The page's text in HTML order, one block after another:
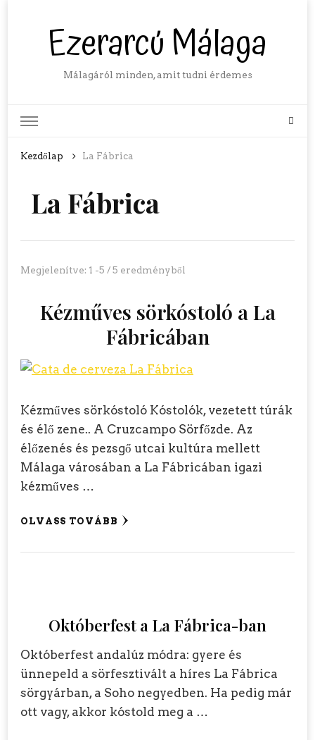
Ezerarcú Málaga
Málagáról minden, amit tudni érdemes
Kezdőlap La Fábrica
La Fábrica
Megjelenítve: 1 -5 / 5 eredményből
Kézműves sörkóstoló a La
Fábricában
Kézműves sörkóstoló Kóstolók, vezetett túrák
és élő zene.. A Cruzcampo Sörfőzde. Az
élőzenés és pezsgő utcai kultúra mellett
Málaga városában a La Fábricában igazi
kézműves …
OLVASS TOVÁBB
Októberfest a La Fábrica-ban
Októberfest andalúz módra: gyere és
ünnepeld a sörfesztivált a híres La Fábrica
sörgyárban, a Soho negyedben. Ha pedig már
ott vagy, akkor kóstold meg a …